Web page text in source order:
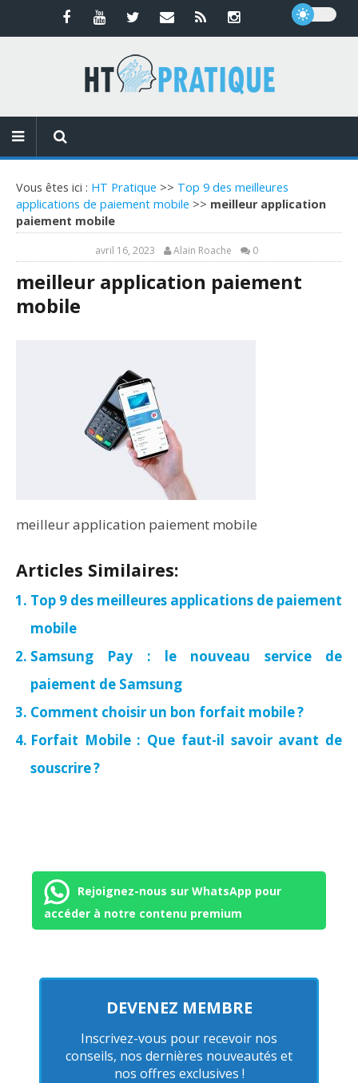
Vous êtes ici : HT Pratique >> Top 9 des meilleures
applications de paiement mobile >> meilleur application
paiement mobile
avril 16, 2023 Alain Roache 0
meilleur application paiement
mobile
meilleur application paiement mobile
Articles Similaires:
Top 9 des meilleures applications de paiement
mobile
Samsung Pay : le nouveau service de
paiement de Samsung
Comment choisir un bon forfait mobile ?
Forfait Mobile : Que faut-il savoir avant de
souscrire ?
Rejoignez-nous sur WhatsApp pour
accéder à notre contenu premium
DEVENEZ MEMBRE
Inscrivez-vous pour recevoir nos
conseils, nos dernières nouveautés et
nos offres exclusives !